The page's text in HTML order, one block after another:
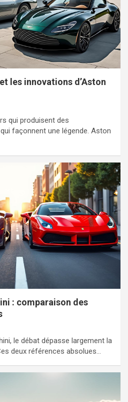
les innovations d’Aston
qui produisent des
façonnent une légende. Aston
: comparaison des
le débat dépasse largement la
deux références absolues…